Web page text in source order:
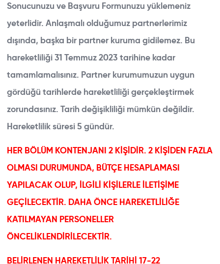
ABOUT BAU
ERASMUS+ KA131
ERASMUS+ KA171
Sonucunuzu ve Başvuru Formunuzu yüklemeniz
yeterlidir. Anlaşmalı olduğumuz partnerlerimiz
dışında, başka bir partner kuruma gidilemez. Bu
hareketliliği 31 Temmuz 2023 tarihine kadar
tamamlamalısınız. Partner kurumumuzun uygun
gördüğü tarihlerde hareketliliği gerçekleştirmek
zorundasınız. Tarih değişikliliği mümkün değildir.
Hareketlilik süresi 5 gündür.
HER BÖLÜM KONTENJANI 2 KİŞİDİR. 2 KİŞİDEN FAZLA
OLMASI DURUMUNDA, BÜTÇE HESAPLAMASI
YAPILACAK OLUP, İLGİLİ KİŞİLERLE İLETİŞİME
GEÇİLECEKTİR. DAHA ÖNCE HAREKETLİLİĞE
KATILMAYAN PERSONELLER
ÖNCELİKLENDİRİLECEKTİR.
BELİRLENEN HAREKETLİLİK TARİHİ 17-22